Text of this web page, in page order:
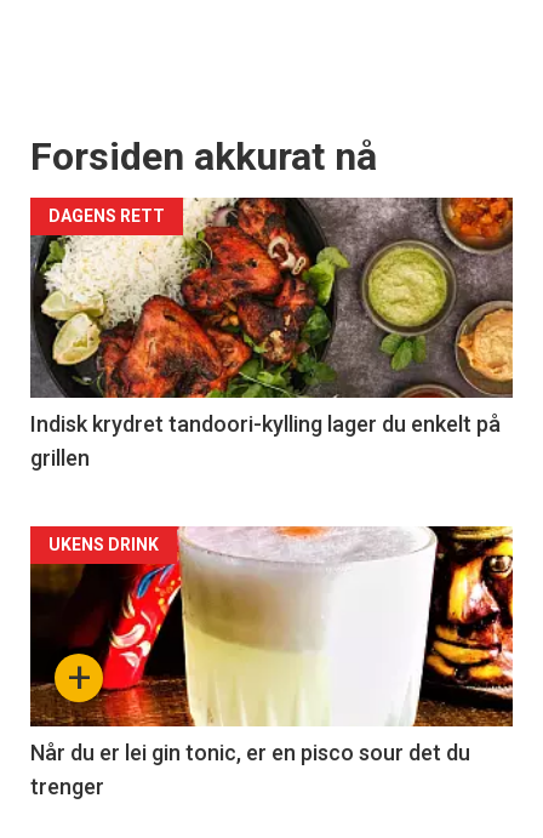
Forsiden akkurat nå
DAGENS RETT
Indisk krydret tandoori-kylling lager du enkelt på
grillen
Forsiden
akkurat
nå
-
2
+
UKENS DRINK
Når du er lei gin tonic, er en pisco sour det du
trenger